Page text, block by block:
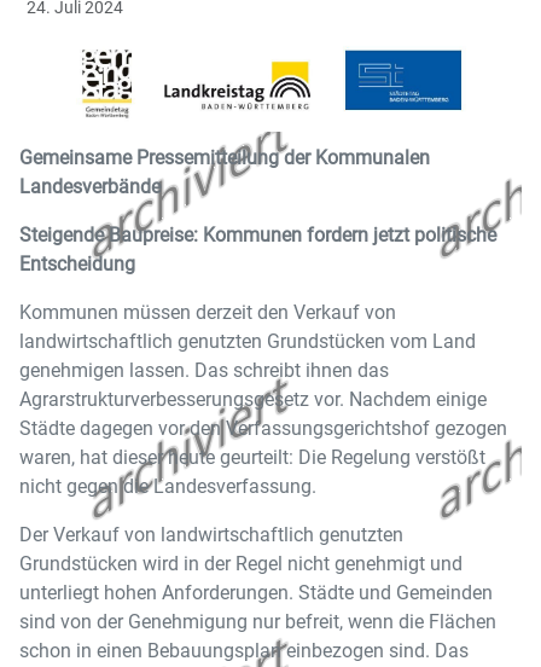
24. Juli 2024
Gemeinsame Pressemitteilung der Kommunalen
Landesverbände
Steigende Baupreise: Kommunen fordern jetzt politische
Entscheidung
Kommunen müssen derzeit den Verkauf von
landwirtschaftlich genutzten Grundstücken vom Land
genehmigen lassen. Das schreibt ihnen das
Agrarstrukturverbesserungsgesetz vor. Nachdem einige
Städte dagegen vor den Verfassungsgerichtshof gezogen
waren, hat dieser heute geurteilt: Die Regelung verstößt
nicht gegen die Landesverfassung.
Der Verkauf von landwirtschaftlich genutzten
Grundstücken wird in der Regel nicht genehmigt und
unterliegt hohen Anforderungen. Städte und Gemeinden
sind von der Genehmigung nur befreit, wenn die Flächen
schon in einen Bebauungsplan einbezogen sind. Das